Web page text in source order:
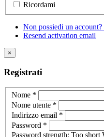
Ricordami
Non possiedi un account?
Resend activation email
×
Registrati
Nome *
Nome utente *
Indirizzo email *
Password *
Password strength: Too short